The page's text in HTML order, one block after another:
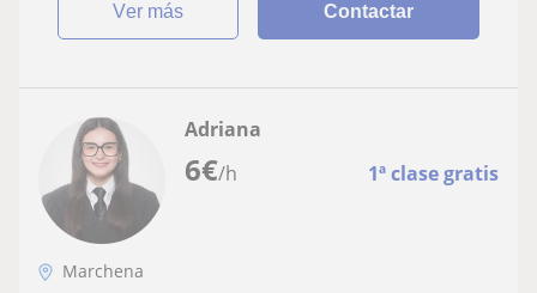
ver más Contactar
6€/h 1ª clase gratis
Adriana
Marchena